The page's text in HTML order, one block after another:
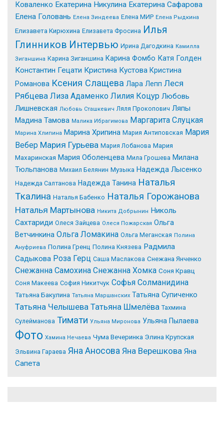
Коваленко Екатерина Никулина Екатерина Сафарова
Елена Головань Елена Зиндеева Елена МИР Елена Рыдкина
Елизавета Кирюхина Елизавета Фросина Илья
Глинников Интервью Ирина Дагодкина Камилла
Зиганшина Карина Зиганшина Карина Фомбо Катя Голден
Константин Гецати Кристина Кустова Кристина
Романова Ксения Слащева Лара Лепп Леся
Рябцева Лиза Адаменко Лилия Коцур Любовь
Лишневская Любовь Сташкевич Ляля Прокопович Ляпы
Мадина Тамова Малика Ибрагимова Маргарита Слуцкая
Марина Хлипина Марина Хрипина Мария Антиповская Мария
Вебер Мария Гурьева Мария Лобанова Мария
Махаринская Мария Оболенцева Мила Грошева Милана
Тюльпанова Михаил Белянин Музыка Надежда Лысенко
Надежда Салтанова Надежда Танина Наталья
Tкалина Наталья Бабенко Наталья Горожанова
Наталья Мартынова Никита Добрынин Николь
Сахтариди Олеся Зайцева Олеся Пожарская Ольга
Ветчинкина Ольга Ломакина Ольга Меганская Полина
Ануфриева Полина Гренц Полина Князева Радмила
Садыкова Роза Герц Саша Маслакова Снежана Янченко
Снежанна Самохина Снежанна Хомка Соня Кравц
Соня Макеева София Никитчук Софья Солманидина
Татьяна Бакулина Татьяна Маршанских Татьяна Супиченко
Татьяна Челышева Татьяна Шмелёва Тахмина
Сулейманова Тимати Ульяна Миронова Ульяна Пылаева
Фото Хамина Нечаева Чума Вечеринка Элина Крупская
Эльвина Гараева Яна Аносова Яна Верешкова Яна
Сапета